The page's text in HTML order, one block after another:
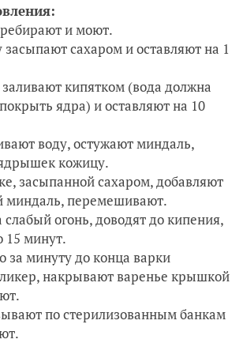
и моют.
засыпают сахаром и оставляют на 1
кипятком (вода должна
ядра) и оставляют на 10
воду, остужают миндаль,
кожицу.
засыпанной сахаром, добавляют
перемешивают.
слабый огонь, доводят до кипения,
15 минут.
за минуту до конца варки
накрывают варенье крышкой
по стерилизованным банкам